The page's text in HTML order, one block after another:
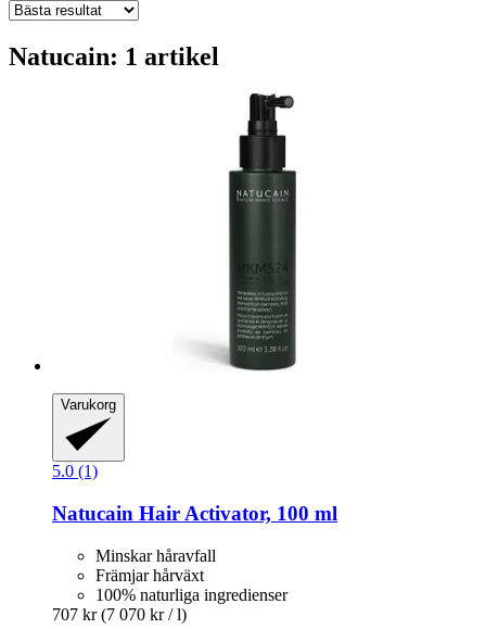
Natucain: 1 artikel
Varukorg
5.0 (1)
Natucain Hair Activator, 100 ml
Minskar håravfall
Främjar hårväxt
100% naturliga ingredienser
707 kr (7 070 kr / l)